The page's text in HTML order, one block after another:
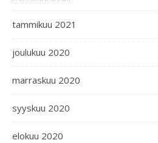
tammikuu 2021
joulukuu 2020
marraskuu 2020
syyskuu 2020
elokuu 2020